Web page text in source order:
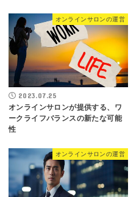
オンラインサロンの運営
2023.07.25
オンラインサロンが提供する、ワ
ークライフバランスの新たな可能
性
オンラインサロンの運営